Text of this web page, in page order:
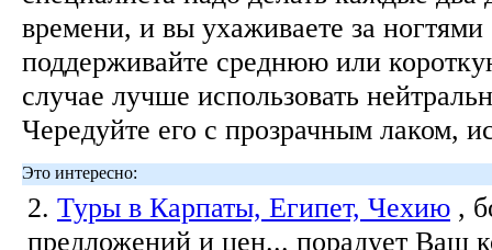
времени, и вы ухаживаете за ногтями
поддерживайте среднюю или
случае лучше использовать
Чередуйте его с прозрачным лаком,
Это интересно:
2. Туры в Карпаты, Египет, Чехию ,
предложений и цен... порадует Ваш